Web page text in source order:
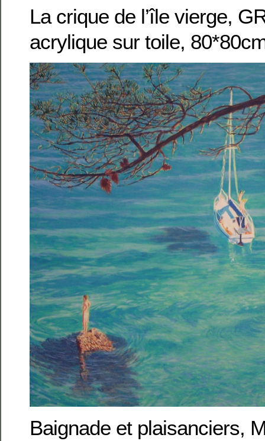
La crique de l’île vierge,
acrylique sur toile,
Baignade et plaisanciers,